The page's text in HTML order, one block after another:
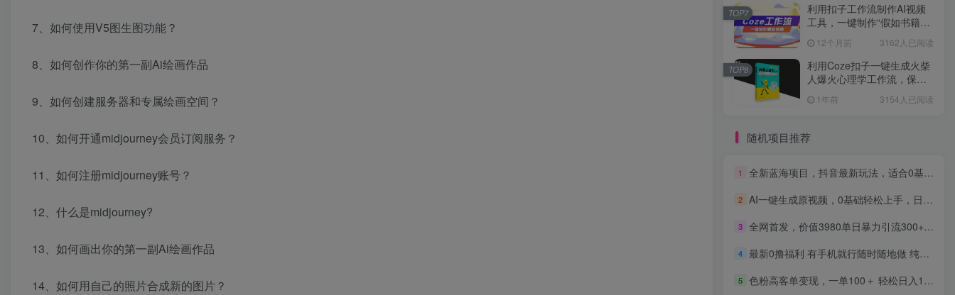
7、如何使用V5图生图功能？
8、如何创作你的第一副Ai绘画作品
9、如何创建服务器和专属绘画空间？
10、如何开通midjourney会员订阅服务？
11、如何注册midjourney账号？
12、什么是midjourney?
13、如何画出你的第一副Ai绘画作品
14、如何用自己的照片合成新的图片？
利用扣子工作流制作AI视频
工具，一键制作“假如书籍会
12个月前 3162人已阅读
TOP7
利用Coze扣子一键生成火柴
人爆火心理学工作流，保姆
1年前 3154人已阅读
TOP8
随机项目推荐
1 全新蓝海项目，抖音最新玩法，适合0基础小白，稳定月入过万，轻松日入300＋
2 AI一键生成原视频，0基础轻松上手，日入1000+，多种变现方式
3 全网首发，价值3980单日暴力引流300+的精准引流法大揭秘！
4 最新0撸福利 有手机就行随时随地做 纯净无广告 边玩游戏边赚 轻松日入500+
5 色粉高客单变现，一单100＋ 轻松日入1000,vx加到频繁